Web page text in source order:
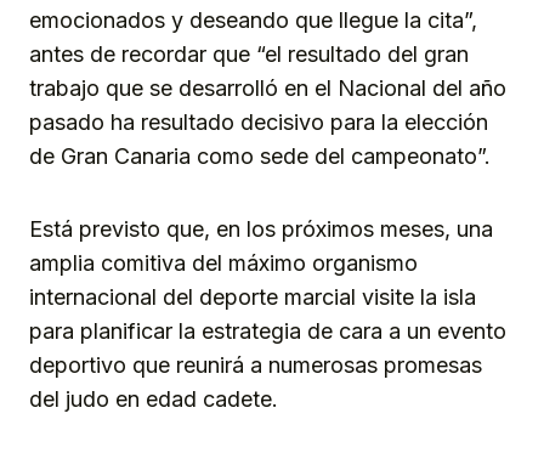
emocionados y deseando que llegue la cita”,
antes de recordar que “el resultado del gran
trabajo que se desarrolló en el Nacional del año
pasado ha resultado decisivo para la elección
de Gran Canaria como sede del campeonato”.
Está previsto que, en los próximos meses, una
amplia comitiva del máximo organismo
internacional del deporte marcial visite la isla
para planificar la estrategia de cara a un evento
deportivo que reunirá a numerosas promesas
del judo en edad cadete.